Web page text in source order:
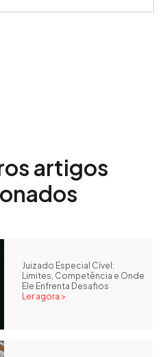
artigos
Juizado Especial Cível:
Limites, Competência e Onde
Ele Enfrenta Desafios
Ler agora >